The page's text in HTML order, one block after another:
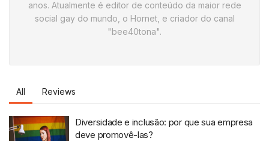
anos. Atualmente é editor de conteúdo da maior rede
social gay do mundo, o Hornet, e criador do canal
"bee40tona".
All Reviews
Diversidade e inclusão: por que sua empresa
deve promovê-las?